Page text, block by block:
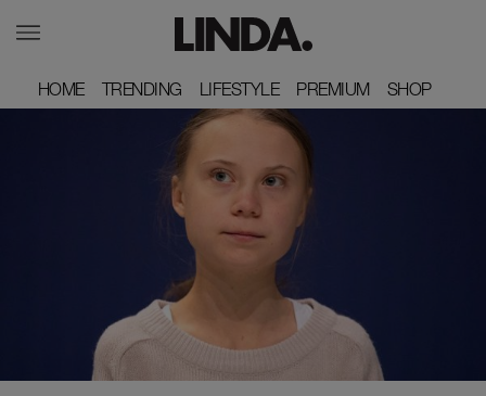
HOME
HOME TRENDING
TRENDING LIFESTYLE
LIFESTYLE PREMIUM
PREMIUM SHOP
SHOP